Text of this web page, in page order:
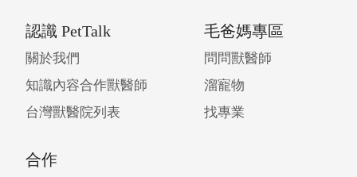
認識 PetTalk
關於我們
知識內容合作獸醫師
台灣獸醫院列表
毛爸媽專區
問問獸醫師
溜寵物
找專業
合作